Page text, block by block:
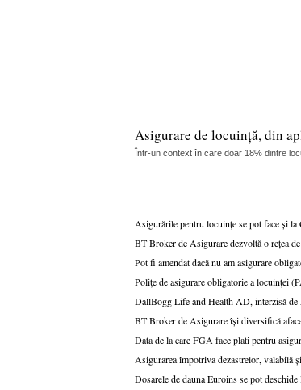
Asigurare de locuință, din
Într-un context în care doar 18% dintre
Asigurările pentru locuințe se pot face și la
BT Broker de Asigurare dezvoltă o rețea
Pot fi amendat dacă nu am asigurare
Polițe de asigurare obligatorie a locuinței
DallBogg Life and Health AD, interzisă
BT Broker de Asigurare își diversifică
Data de la care FGA face plati pentru
Asigurarea împotriva dezastrelor, valabilă
Dosarele de dauna Euroins se pot